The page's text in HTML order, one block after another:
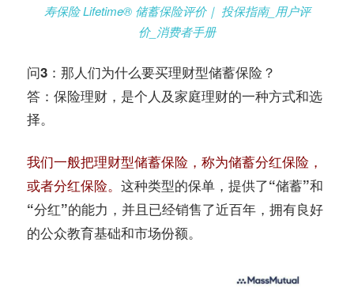
寿保险 Lifetime® 储蓄保险评价｜ 投保指南_用户评
价_消费者手册
问3：那人们为什么要买理财型储蓄保险？
答：保险理财，是个人及家庭理财的一种方式和选
择。
我们一般把理财型储蓄保险，称为储蓄分红保险，
或者分红保险。 这种类型的保单， 提供了“储蓄”和
“分红”的能力 ，并且已经销售了近百年，拥有良好
的公众教育基础和市场份额。